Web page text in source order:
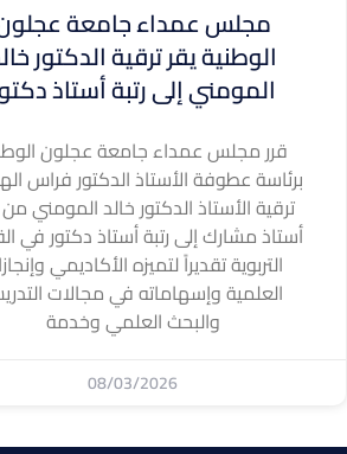
مجلس عمداء جامعة
الوطنية يقر ترقية الدكتور
المومني إلى رتبة أستاذ
قرر مجلس عمداء جامعة عجلون
برئاسة عطوفة الأستاذ الدكتور فراس
ترقية الأستاذ الدكتور خالد المومني من
أستاذ مشارك إلى رتبة أستاذ دكتور في
التربوية تقديراً لتميزه الأكاديمي
العلمية وإسهاماته في مجالات
والبحث العلمي وخدمة
08/03/2026